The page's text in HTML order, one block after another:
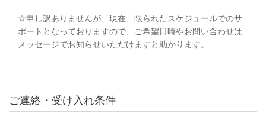
☆申し訳ありませんが、現在、限られたスケジュールでのサ
ポートとなっておりますので、ご希望日時やお問い合わせは
メッセージでお知らせいただけますと助かります。
ご連絡・受け入れ条件